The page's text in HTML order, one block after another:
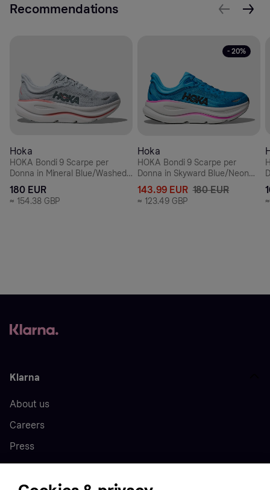
Recommendations
Hoka
HOKA Bondi 9 Scarpe per
Donna in Mineral Blue/Washed
Blue Taglia 45 1/3 Larga |
Strada
180 EUR
≈ 154.38 GBP
- 20%
Hoka
HOKA Bondi 9 Scarpe per
Donna in Skyward Blue/Neon
Fuchsia Taglia 36 2/3 Regolare |
Strada
143.99 EUR 180 EUR
≈ 123.49 GBP
Klarna
About us
Careers
Press